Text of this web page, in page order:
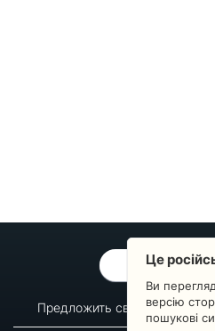
ОБРАТНАЯ
Предложить свой вопрос
Це
Ви
версію
пошукові